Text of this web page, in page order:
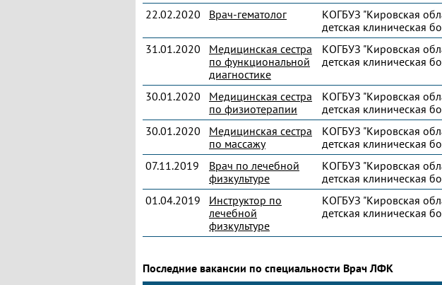
22.02.2020 Врач-гематолог
КОГБУЗ "Кировская
детская клиническая
31.01.2020
Медицинская сестра
по функциональной
диагностике
КОГБУЗ "Кировская
детская клиническая
30.01.2020
Медицинская сестра
по физиотерапии
КОГБУЗ "Кировская
детская клиническая
30.01.2020
Медицинская сестра
по массажу
КОГБУЗ "Кировская
детская клиническая
07.11.2019
Врач по лечебной
физкультуре
КОГБУЗ "Кировская
детская клиническая
01.04.2019
Инструктор по
лечебной
физкультуре
КОГБУЗ "Кировская
детская клиническая
Последние вакансии по специальности Врач ЛФК